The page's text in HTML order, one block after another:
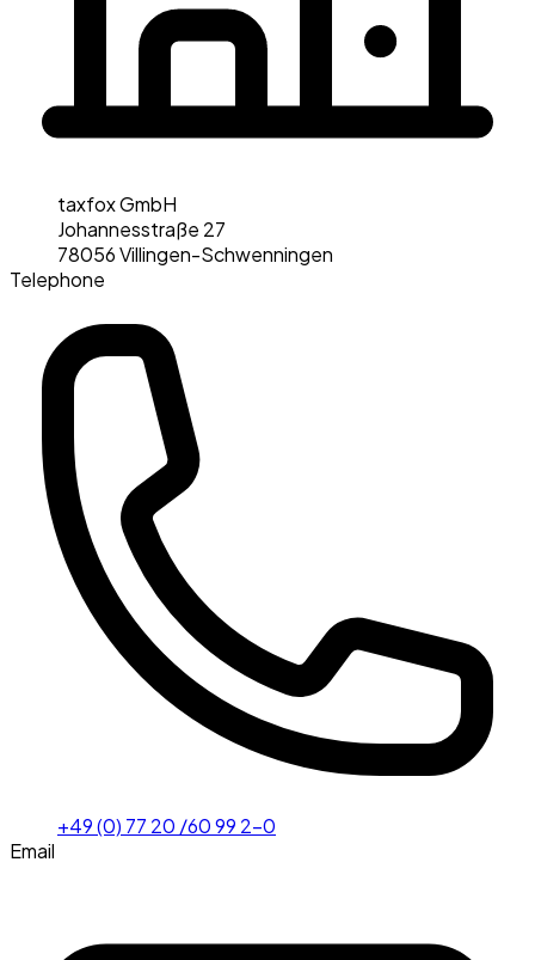
taxfox GmbH
Johannesstraße 27
78056 Villingen-Schwenningen
Telephone
+49 (0) 77 20 /60 99 2-0
Email